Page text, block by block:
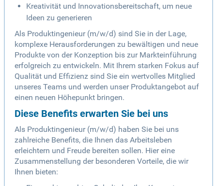
Kreativität und Innovationsbereitschaft, um neue
Ideen zu generieren
Als Produktingenieur (m/w/d) sind Sie in der Lage,
komplexe Herausforderungen zu bewältigen und neue
Produkte von der Konzeption bis zur Markteinführung
erfolgreich zu entwickeln. Mit Ihrem starken Fokus auf
Qualität und Effizienz sind Sie ein wertvolles Mitglied
unseres Teams und werden unser Produktangebot auf
einen neuen Höhepunkt bringen.
Diese Benefits erwarten Sie bei uns
Als Produktingenieur (m/w/d) haben Sie bei uns
zahlreiche Benefits, die Ihnen das Arbeitsleben
erleichtern und Freude bereiten sollen. Hier eine
Zusammenstellung der besonderen Vorteile, die wir
Ihnen bieten: